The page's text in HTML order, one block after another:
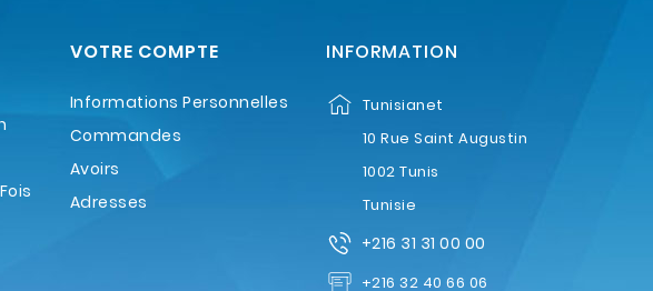
VOTRE COMPTE
Informations Personnelles
Commandes
Avoirs
Adresses
INFORMATION
Tunisianet
10 Rue Saint Augustin
1002 Tunis
Tunisie
+216 31 31 00 00
+216 32 40 66 06